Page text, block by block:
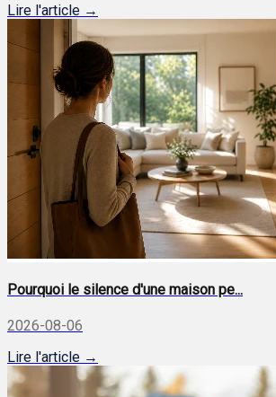
Lire l'article →
Pourquoi le silence d'une maison pe...
2026-08-06
Lire l'article →